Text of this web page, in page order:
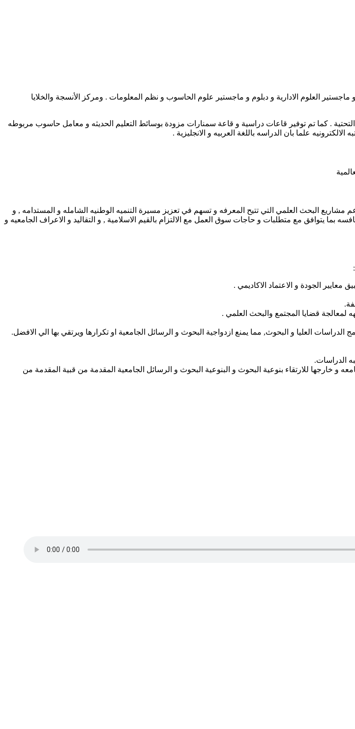
بجامعة العلوم و التقانه في مارس 2008 م ببرنامجي دبلوم و ماجستير العلوم الادارية و دبلوم و ماجستير علوم الحاسوب و نظم المعلومات . ومركز الأنسجة والخلايا
التحتية . كما تم توفير قاعات دراسية و قاعة سمنارات مزودة بوسائط التعليم الحديثه و معامل حاسوب مربوطه
علما بان الدراسه باللغة العربيه و الانجليزية .
مشاريع البحث العلمي التي تتيح المعرفه و تسهم في تعزيز مسيرة التنميه الوطنيه الشامله و المستدامه , و
بما يتوافق مع متطلبات و حاجات سوق العمل مع الالتزام بالقيم الاسلامية , و التقاليد و الاعراف الجامعيه و
الجودة و الاعتماد الاكاديمي .
لمعالجة قضايا المجتمع والبحث العلمي .
الدراسات العليا و البحوث, مما يمنع ازدواجية البحوث و الرسائل الجامعية او تكرارها ويرتقي بها الي الافضل.
الدراسات.
و خارجها للارتقاء بنوعية البحوث و البنوعية البحوث و الرسائل الجامعية المقدمة من قبية المقدمة من